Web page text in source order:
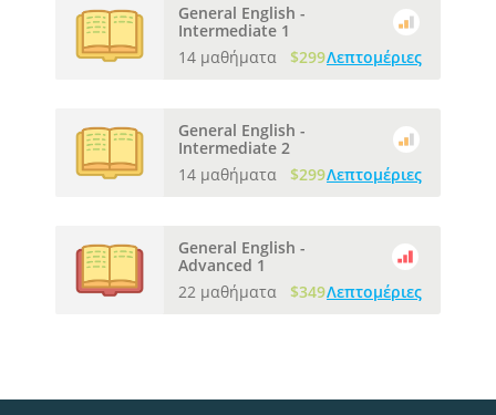
General English -
Intermediate 1
14 μαθήματα
$299Λεπτομέριες
General English -
Intermediate 2
14 μαθήματα
$299Λεπτομέριες
General English -
Advanced 1
22 μαθήματα
$349Λεπτομέριες